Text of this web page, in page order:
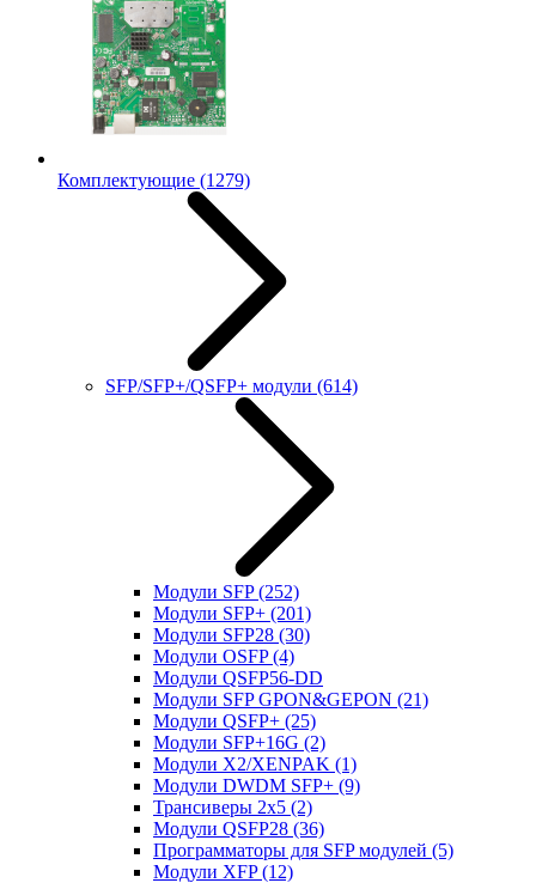
Комплектующие (1279)
SFP/SFP+/QSFP+ модули (614)
Модули SFP(252)
Модули SFP+ (201)
Модули SFP28 (30)
Модули OSFP(4)
Модули QSFP56-DD
Модули SFP GPON&GEPON (21)
Модули QSFP+ (25)
Модули SFP+16G (2)
Модули X2/XENPAK (1)
Модули DWDM SFP+ (9)
Трансиверы 2x5 (2)
Модули QSFP28 (36)
Программаторы для SFP модулей (5)
Модули XFP(12)